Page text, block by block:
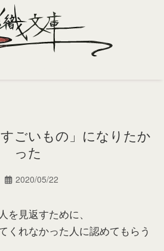
すごいもの」になりたか
った
2020/05/22
見返すために、
くれなかった人に認めてもらう